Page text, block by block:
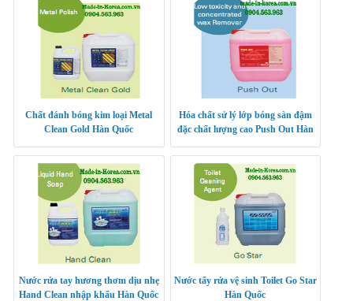
Chất đánh bóng kim loại Metal
Clean Gold Hàn Quốc
Hóa chất sử lý lớp bóng sàn đậm
đặc chất lượng cao Push Out Hàn
Nước rửa tay hương thơm dịu nhẹ
Hand Clean nhập khẩu Hàn Quốc
Nước tẩy rửa vệ sinh Toilet Go Star
Hàn Quốc